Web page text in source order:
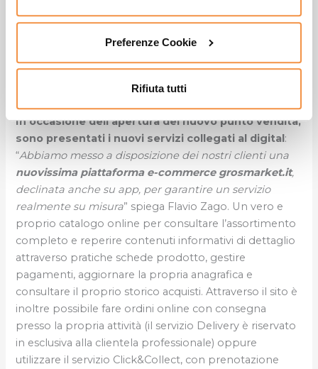
Preferenze Cookie
Rifiuta tutti
soddisfazione. Siamo certi che la clientela genovese
che, come noi, da tempo aspettava questo
assortimento ed un servizio ottimali per la propria
In occasione dell’apertura del nuovo punto vendita,
sono presentati i nuovi servizi collegati al digital:
“Abbiamo messo a disposizione dei nostri clienti una
nuovissima piattaforma e-commerce grosmarket.it,
declinata anche su app, per garantire un servizio
realmente su misura” spiega Flavio Zago. Un vero e
proprio catalogo online per consultare l’assortimento
completo e reperire contenuti informativi di dettaglio
attraverso pratiche schede prodotto, gestire
pagamenti, aggiornare la propria anagrafica e
consultare il proprio storico acquisti. Attraverso il sito è
inoltre possibile fare ordini online con consegna
presso la propria attività (il servizio Delivery è riservato
in esclusiva alla clientela professionale) oppure
utilizzare il servizio Click&Collect, con prenotazione